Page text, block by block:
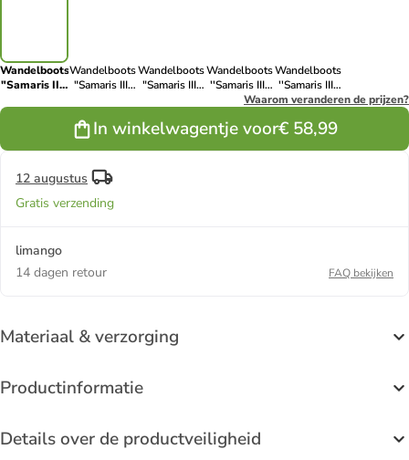
Wandelboots
"Samaris III"
Wandelboots
"Samaris III"
Wandelboots
"Samaris III"
Wandelboots
''Samaris III''
antraciet/zwart
Wandelboots
''Samaris III''
kaki
Waarom veranderen de prijzen?
In winkelwagentje voor€ 58,99
12 augustus
Gratis verzending
limango
14 dagen retour
FAQ bekijken
Materiaal & verzorging
Productinformatie
Details over de productveiligheid